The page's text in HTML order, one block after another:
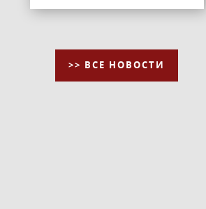
>> ВСЕ НОВОСТИ